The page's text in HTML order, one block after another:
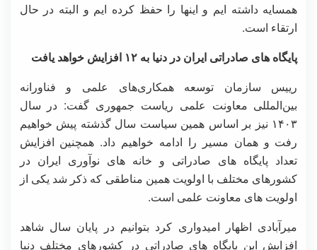
همسایه داشته ایم و اینها را حفظ کرده ایم و البته در حال
ارتقاء است.
پایگاه های صادراتی ایران در دنیا به ۱۲ افزایش خواهد یافت
رییس سازمان توسعه همکاری‌های علمی و فناورانه
بین‌المللی معاونت علمی ریاست جمهوری گفت: در سال
۱۴۰۳ نیز بر اساس همین سیاست سال گذشته پیش خواهیم
رفت و همان مسیر را ادامه خواهیم داد. همچنین افزایش
تعداد پایگاه های صادراتی و خانه های نوآوری ایران در
کشورهای مختلف با اولویت همین مناطقی که ذکر شد یکی از
اولویت های معاونت علمی است.
میرآبادی اظهار امیدواری کرد بتوانیم در پایان سال شاهد
افزایش این پایگاه های صادراتی در کشورهای مختلف دنیا